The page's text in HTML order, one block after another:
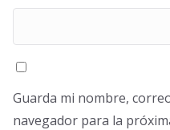
Guarda mi nombre,
navegador para la